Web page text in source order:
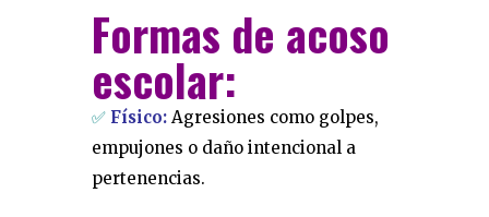
Formas de acoso
escolar:
✅ Físico: Agresiones como golpes,
empujones o daño intencional a
pertenencias.